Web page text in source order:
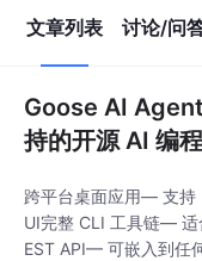
文章列表 讨论/问
Goose AI
持的开源 AI 编
跨平台桌面应用— 支持
UI完整 CLI 工具链— 适
EST API— 可嵌入到任